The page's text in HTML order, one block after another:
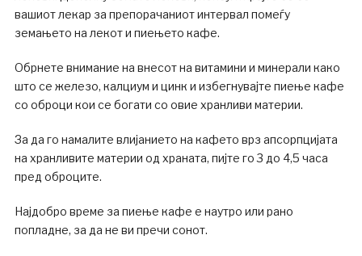
вашиот лекар за препорачаниот интервал помеѓу
земањето на лекот и пиењето кафе.
Обрнете внимание на внесот на витамини и минерали како
што се железо, калциум и цинк и избегнувајте пиење кафе
со оброци кои се богати со овие хранливи материи.
За да го намалите влијанието на кафето врз апсорпцијата
на хранливите материи од храната, пијте го 3 до 4,5 часа
пред оброците.
Најдобро време за пиење кафе е наутро или рано
попладне, за да не ви пречи сонот.